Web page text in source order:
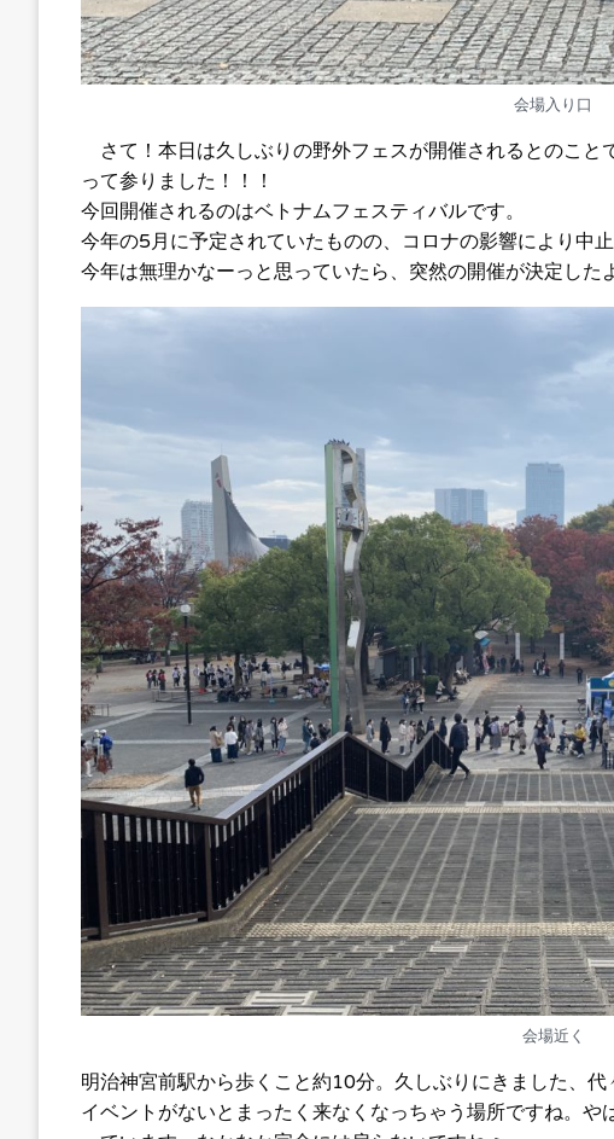
会場入り口
さて！本日は久しぶりの野外フェスが開催されるとのこと
って参りました！！！
今回開催されるのはベトナムフェスティバルです。
今年の5月に予定されていたものの、コロナの影響により中止
今年は無理かなーっと思っていたら、突然の開催が決定した
会場近く
明治神宮前駅から歩くこと約10分。久しぶりにきました、代
イベントがないとまったく来なくなっちゃう場所ですね。